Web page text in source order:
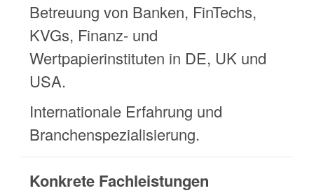
Betreuung von Banken, FinTechs,
KVGs, Finanz- und
Wertpapierinstituten in DE, UK und
USA.
Internationale Erfahrung und
Branchenspezialisierung.
Konkrete Fachleistungen